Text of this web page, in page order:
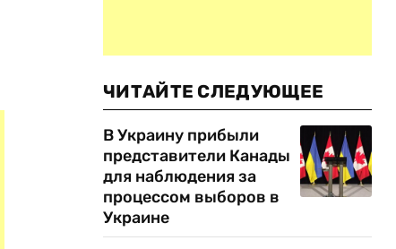
ЧИТАЙТЕ СЛЕДУЮЩЕЕ
В Украину прибыли
представители Канады
для наблюдения за
процессом выборов в
Украине